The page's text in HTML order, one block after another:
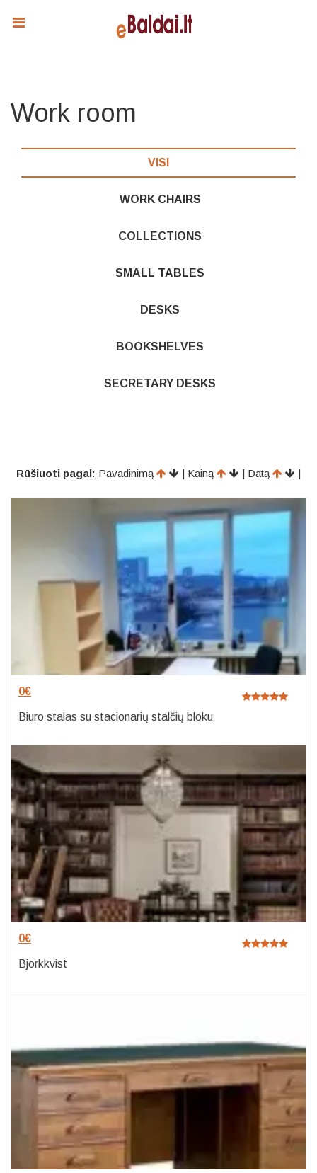
Work room
VISI
WORK CHAIRS
COLLECTIONS
SMALL TABLES
DESKS
BOOKSHELVES
SECRETARY DESKS
Rūšiuoti pagal: Pavadinimą | Kainą | Datą |
0€
Biuro stalas su stacionarių stalčių bloku
0€
Bjorkkvist